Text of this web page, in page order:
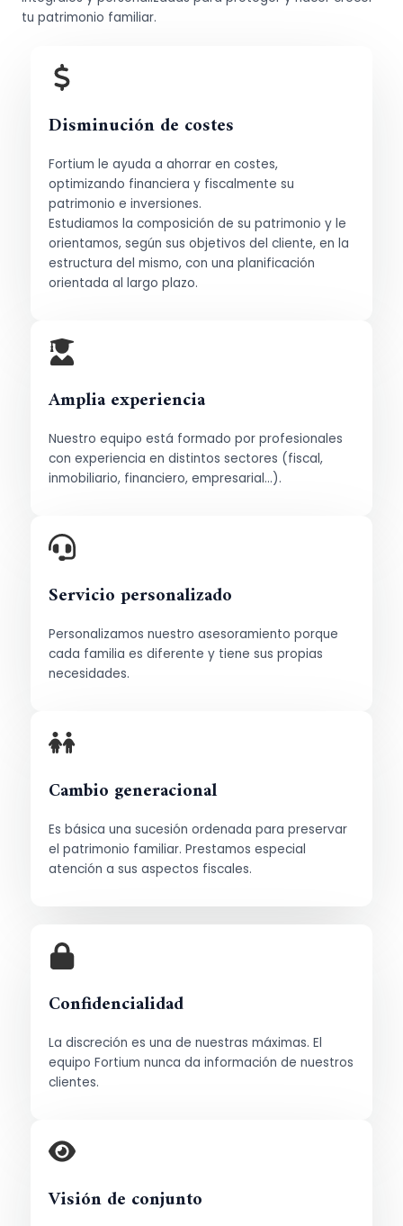
tu patrimonio familiar.
Disminución de costes
Fortium le ayuda a ahorrar en costes,
optimizando financiera y fiscalmente su
patrimonio e inversiones.
Estudiamos la composición de su patrimonio y le
orientamos, según sus objetivos del cliente, en la
estructura del mismo, con una planificación
orientada al largo plazo.
Amplia experiencia
Nuestro equipo está formado por profesionales
con experiencia en distintos sectores (fiscal,
inmobiliario, financiero, empresarial…).
Servicio personalizado
Personalizamos nuestro asesoramiento porque
cada familia es diferente y tiene sus propias
necesidades.
Cambio generacional
Es básica una sucesión ordenada para preservar
el patrimonio familiar. Prestamos especial
atención a sus aspectos fiscales.
Confidencialidad
La discreción es una de nuestras máximas. El
equipo Fortium nunca da información de nuestros
clientes.
Visión de conjunto